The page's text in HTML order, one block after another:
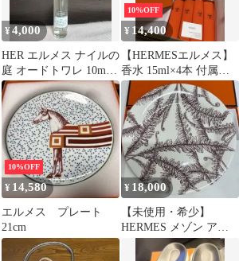
¥4,000
HER エルメス ナイルの
庭 オードトワレ 10ml
スプレー
10%OFF
¥ 14,400
【HERMESエルメス】
香水 15ml×4本 付属品
あり 正規品未使用
10%OFF
¥ 14,580
エルメス プレート
21cm
¥ 18,000
【未使用・希少】
HERMES メゾン アン
シャンテ 皿 プレート